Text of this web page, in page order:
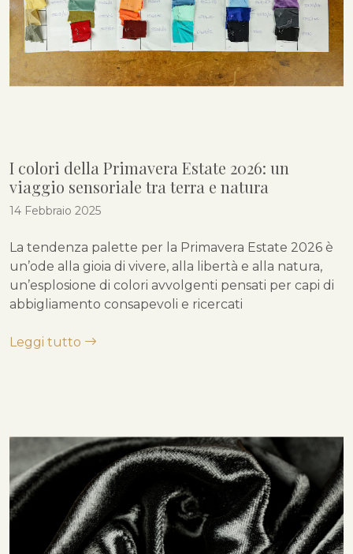
I colori della Primavera Estate 2026: un
viaggio sensoriale tra terra e natura
14 Febbraio 2025
La tendenza palette per la Primavera Estate 2026 è
un’ode alla gioia di vivere, alla libertà e alla natura,
un’esplosione di colori avvolgenti pensati per capi di
abbigliamento consapevoli e ricercati
Leggi tutto